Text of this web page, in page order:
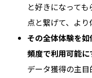
と好きになって
点と繋げて、より
その全体体験を
頻度で利用可能に
データ獲得の主